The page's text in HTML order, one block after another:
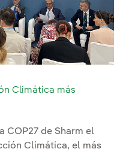
Climática más
COP27 de Sharm el
Climática, el más